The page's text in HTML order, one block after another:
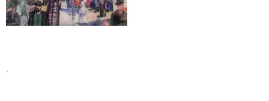
.